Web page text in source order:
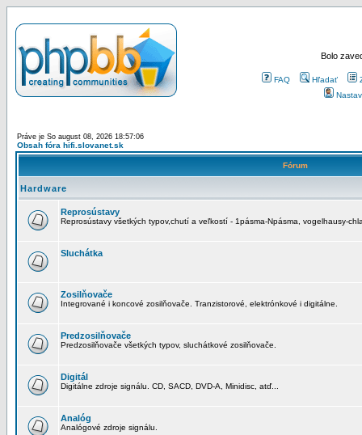
Bolo
FAQ Hľadať
Práve je So august 08, 2026 18:57:06
Obsah fóra hifi.slovanet.sk
Fórum
Hardware
Reprosústavy
Reprosústavy všetkých typov,chutí a veľkostí - 1pásma-Npásma, vogelhausy-
Sluchátka
Zosilňovače
Integrované i koncové zosilňovače. Tranzistorové, elektrónkové i digitálne.
Predzosilňovače
Predzosilňovače všetkých typov, sluchátkové zosilňovače.
Digitál
Digitálne zdroje signálu. CD, SACD, DVD-A, Minidisc, atď...
Analóg
Analógové zdroje signálu.